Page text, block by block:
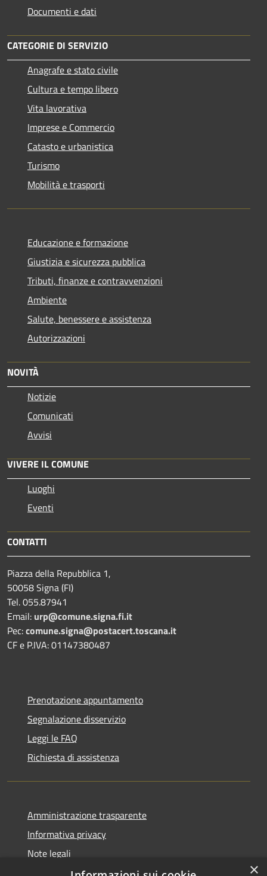
Documenti e dati
CATEGORIE DI SERVIZIO
Anagrafe e stato civile
Cultura e tempo libero
Vita lavorativa
Imprese e Commercio
Catasto e urbanistica
Turismo
Mobilità e trasporti
Educazione e formazione
Giustizia e sicurezza pubblica
Tributi, finanze e contravvenzioni
Ambiente
Salute, benessere e assistenza
Autorizzazioni
NOVITÀ
Notizie
Comunicati
Avvisi
VIVERE IL COMUNE
Luoghi
Eventi
CONTATTI
Piazza della Repubblica 1,
50058 Signa (FI)
Tel. 055.87941
Email: urp@comune.signa.fi.it
Pec:comune.signa@postacert.toscana.it
CF e P.IVA: 01147380487
Prenotazione appuntamento
Segnalazione disservizio
Leggi le FAQ
Richiesta di assistenza
Amministrazione trasparente
Informativa privacy
Note legali
Dichiarazione di accessibilità
×